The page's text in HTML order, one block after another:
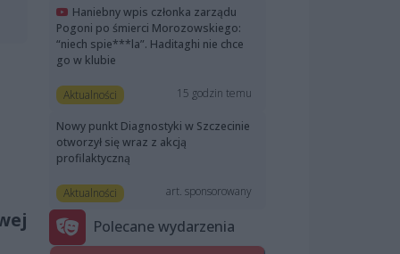
Haniebny wpis członka zarządu
Pogoni po śmierci Morozowskiego:
“niech spie***la”. Haditaghi nie chce
go w klubie
Aktualności 15 godzin temu
Nowy punkt Diagnostyki w Szczecinie
otworzył się wraz z akcją
profilaktyczną
Aktualności art. sponsorowany
Polecane wydarzenia